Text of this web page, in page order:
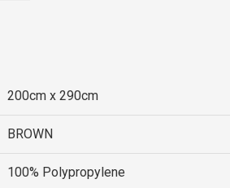
200cm x 290cm
BROWN
100% Polypropylene